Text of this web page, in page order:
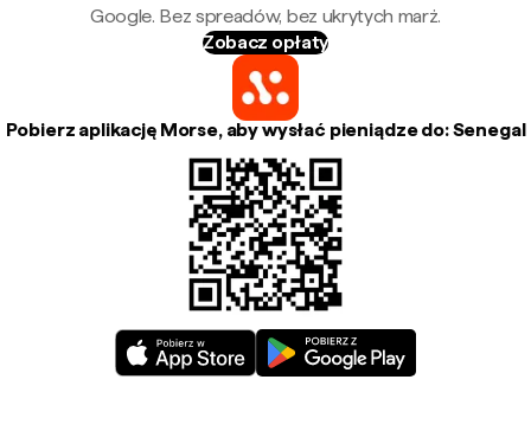
Google. Bez spreadów, bez ukrytych marż.
Zobacz opłaty
Pobierz aplikację Morse, aby wysłać pieniądze do: Senegal